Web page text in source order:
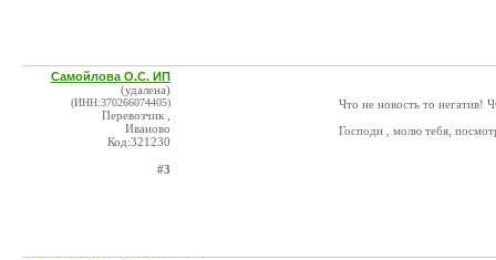
Самойлова О.С. ИП
(удалена)
(ИНН:370266074405)
Перевозчик ,
Иваново
Код:321230
#3
Что не новость то негатив!
Господи , молю тебя,